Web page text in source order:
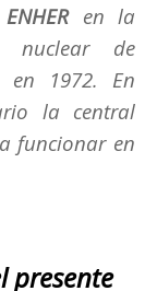
ENHERen la
nuclear de
en 1972. En
la central
funcionar en
presente